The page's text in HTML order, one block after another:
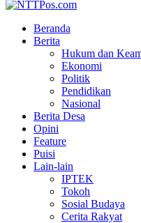
Beranda
Berita
Hukum dan
Ekonomi
Politik
Pendidikan
Nasional
Berita Desa
Opini
Feature
Puisi
Lain-lain
IPTEK
Tokoh
Sosial Budaya
Cerita Rakyat